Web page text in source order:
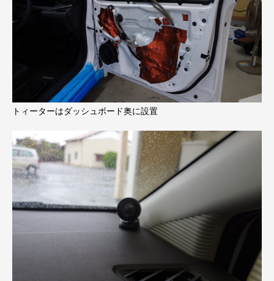
トィーターはダッシュボード奥に設置